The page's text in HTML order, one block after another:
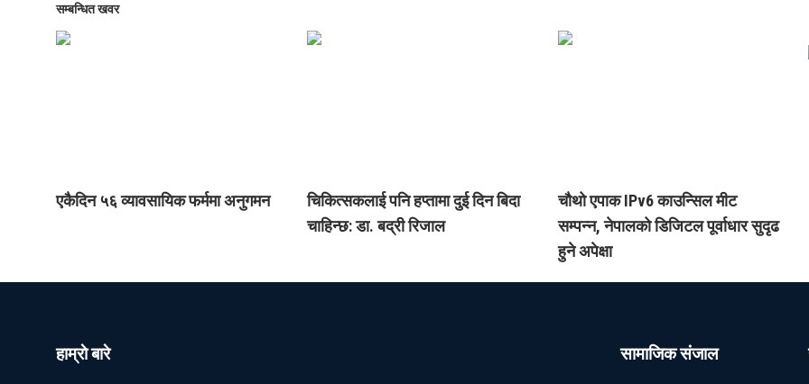
सम्बन्धित खवर
एकैदिन ५६ व्यावसायिक फर्ममा अनुगमन
चिकित्सकलाई पनि हप्तामा दुई दिन बिदा
चाहिन्छ: डा. बद्री रिजाल
चौथो एपाक IPv6 काउन्सिल मीट
सम्पन्न, नेपालको डिजिटल पूर्वाधार सुदृढ
हुने अपेक्षा
हाम्राे बारे सामाजिक संजाल